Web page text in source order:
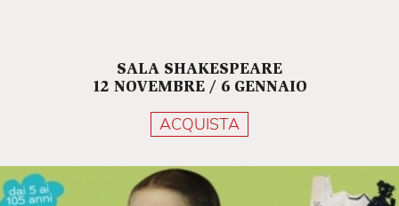
ACQUISTA
SALA SHAKESPEARE
12 NOVEMBRE / 6 GENNAIO